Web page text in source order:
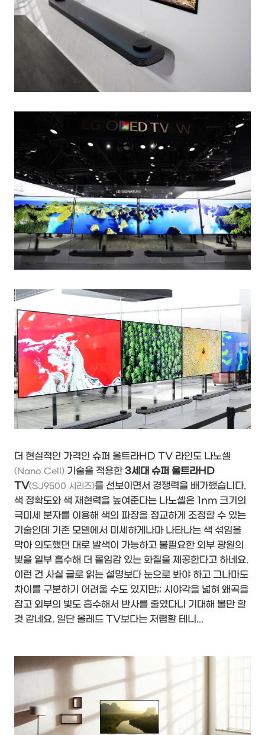
더 현실적인 가격인 슈퍼 울트라HD TV 라인도 나노셀
(Nano Cell) 기술을 적용한3세대 슈퍼 울트라HD
TV(SJ9500 시리즈)를 선보이면서 경쟁력을 배가했습니다.
색 정확도와 색 재현력을 높여준다는 나노셀은 1nm 크기의
극미세 분자를 이용해 색의 파장을 정교하게 조정할 수 있는
기술인데 기존 모델에서 미세하게나마 나타나는 색 섞임을
막아 의도했던 대로 발색이 가능하고 불필요한 외부 광원의
빛을 일부 흡수해 더 몰임감 있는 화질을 제공한다고 하네요.
이런 건 사실 글로 읽는 설명보다 눈으로 봐야 하고 그나마도
차이를 구분하기 어려울 수도 있지만;; 시야각을 넓혀 왜곡을
잡고 외부의 빛도 흡수해서 반사를 줄였다니 기대해 볼만 할
것 같네요. 일단 올레드 TV보다는 저렴할 테니...